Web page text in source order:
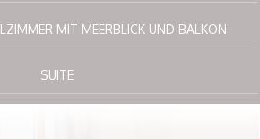
MIT MEERBLICK UND BALKON
SUITE